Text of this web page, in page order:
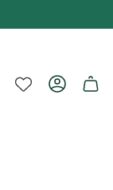
CONT